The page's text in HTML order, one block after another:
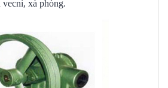
vecni, xà phòng.